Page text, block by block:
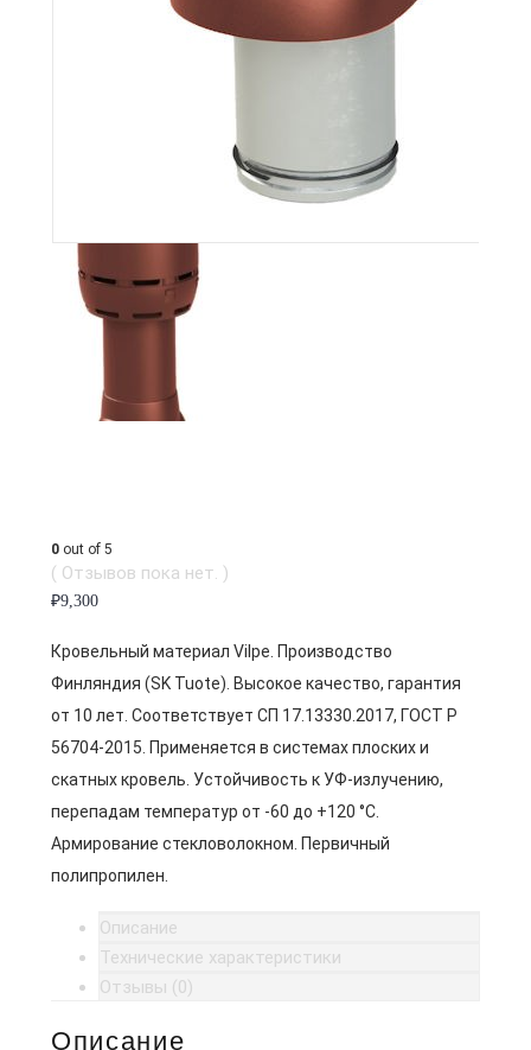
0 out of 5
( Отзывов пока нет. )
₽9,300
Кровельный материал Vilpe. Производство
Финляндия (SK Tuote). Высокое качество, гарантия
от 10 лет. Соответствует СП 17.13330.2017, ГОСТ Р
56704-2015. Применяется в системах плоских и
скатных кровель. Устойчивость к УФ-излучению,
перепадам температур от -60 до +120 °C.
Армирование стекловолокном. Первичный
полипропилен.
Описание
Технические характеристики
Отзывы (0)
Описание